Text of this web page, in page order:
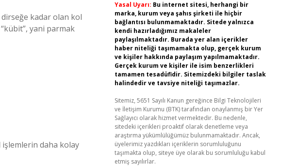
kadar olan kol
yani parmak
işlemlerin daha kolay
Yasal Uyarı: Bu internet sitesi, herhangi bir
marka, kurum veya şahıs şirketi ile hiçbir
bağlantısı bulunmamaktadır. Sitede yalnızca
kendi hazırladığımız makaleler
paylaşılmaktadır. Burada yer alan içerikler
haber niteliği taşımamakta olup, gerçek kurum
ve kişiler hakkında paylaşım yapılmamaktadır.
Gerçek kurum ve kişiler ile isim benzerlikleri
tamamen tesadüfidir. Sitemizdeki bilgiler taslak
halindedir ve tavsiye niteliği taşımazlar.
Sitemiz, 5651 Sayılı Kanun gereğince Bilgi Teknolojileri
ve İletişim Kurumu (BTK) tarafından onaylanmış bir Yer
Sağlayıcı olarak hizmet vermektedir. Bu nedenle,
sitedeki içerikleri proaktif olarak denetleme veya
araştırma yükümlülüğümüz bulunmamaktadır. Ancak,
üyelerimiz yazdıkları içeriklerin sorumluluğunu
taşımakta olup, siteye üye olarak bu sorumluluğu kabul
etmiş sayılırlar.